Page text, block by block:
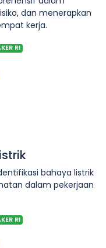
dan menerapkan
kerja.
RI
bahaya listrik
dalam pekerjaan
RI